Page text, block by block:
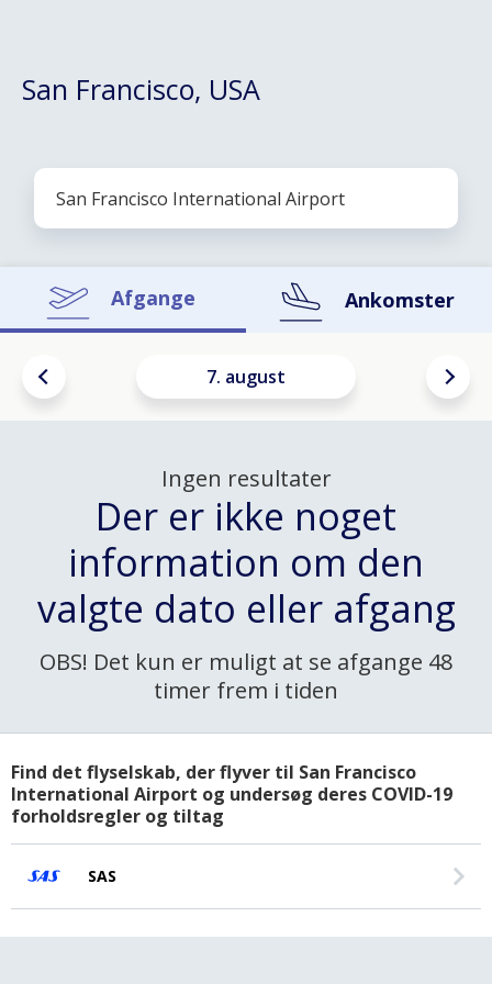
San Francisco, USA
Afgange Ankomster
7. august
Ingen resultater
Der er ikke noget
information om den
valgte dato eller afgang
OBS! Det kun er muligt at se afgange 48
timer frem i tiden
Find det flyselskab, der flyver til San Francisco
International Airport og undersøg deres COVID-19
forholdsregler og tiltag
SAS